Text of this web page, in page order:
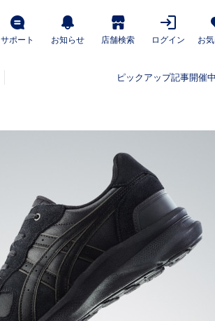
サポート お知らせ 店舗検索 ログイン お
ピックアップ記事開催